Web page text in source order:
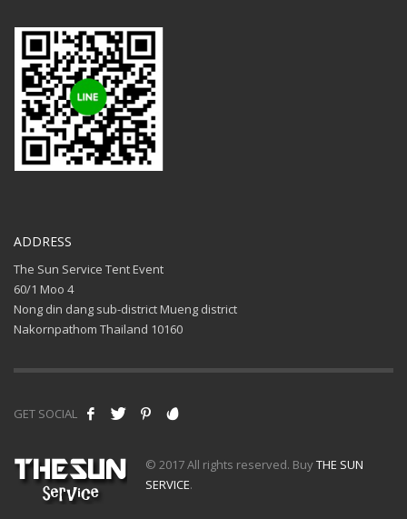
ADDRESS
The Sun Service Tent Event
60/1 Moo 4
Nong din dang sub-district Mueng district
Nakornpathom Thailand 10160
GET SOCIAL
© 2017 All rights reserved. BuyTHE SUN
SERVICE.